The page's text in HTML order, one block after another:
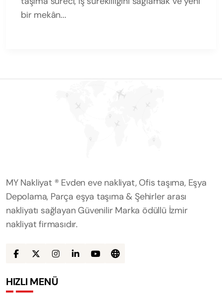
bir mekân...
MY Nakliyat ® Evden eve nakliyat, Ofis taşıma, Eşya
Depolama, Parça eşya taşıma & Şehirler arası
nakliyatı sağlayan Güvenilir Marka ödüllü İzmir
nakliyat firmasıdır.
HIZLI MENÜ